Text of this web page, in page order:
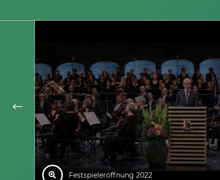
Festspieleröffnung 2022